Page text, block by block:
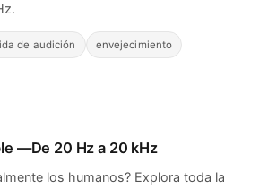
de audición envejecimiento
—De 20 Hz a 20 kHz
los humanos? Explora toda la